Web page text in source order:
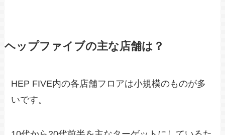
ヘップファイブの主な店舗は？
HEP FIVE内の各店舗フロアは小規模のものが多
いです。